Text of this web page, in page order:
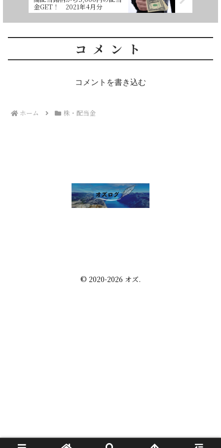
金GET！ 2021年4月分
コメント
コメントを書き込む
ホーム 株・配当金
© 2020-2026 オズ.